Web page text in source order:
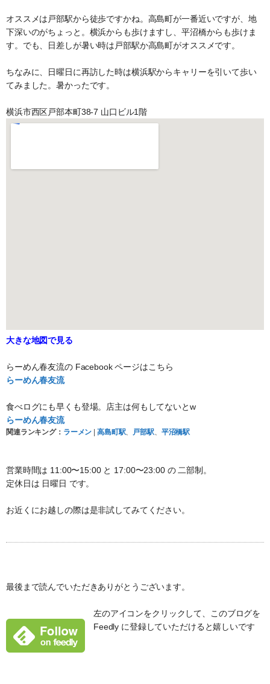
オススメは戸部駅から徒歩ですかね。高島町が一番近いですが、地
下深いのがちょっと。横浜からも歩けますし、平沼橋からも歩けま
す。でも、日差しが暑い時は戸部駅か高島町がオススメです。
ちなみに、日曜日に再訪した時は横浜駅からキャリーを引いて歩い
てみました。暑かったです。
横浜市西区戸部本町38-7 山口ビル1階
大きな地図で見る
らーめん春友流の Facebook ページはこちら
らーめん春友流
食べログにも早くも登場。店主は何もしてないとw
らーめん春友流
関連ランキング： ラーメン 高島町駅、 戸部駅、 平沼橋駅
営業時間は 11:00〜15:00 と 17:00〜23:00 の 二部制。
定休日は 日曜日 です。
お近くにお越しの際は是非試してみてください。
最後まで読んでいただきありがとうございます。
左のアイコンをクリックして、このブログを
Feedly に登録していただけると嬉しいです